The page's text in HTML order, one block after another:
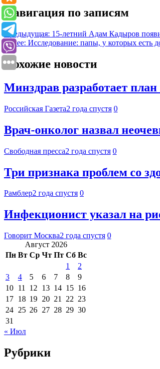
Навигация по записям
Предыдущая: 15-летний Адам Кадыров
Далее: Исследование: папы, у которых есть
Похожие новости
Минздрав разработает
Российская Газета2 года спустя 0
Врач-онколог назвал
Свободная пресса2 года спустя 0
Три признака проблем со
Рамблер2 года спустя 0
Инфекционист указал на
Говорит Москва2 года спустя 0
Август 2026
Пн Вт Ср Чт Пт Сб Вс
1
2
3
4 5 6 7 8
9
10 11 12 13 14 15 16
17 18 19 20 21 22 23
24 25 26 27 28 29 30
31
« Июл
Рубрики